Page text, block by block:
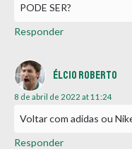
PODE SER?
Responder
Élcio Roberto
8 de abril de 2022 at 11:24
Voltar com adidas ou
Responder